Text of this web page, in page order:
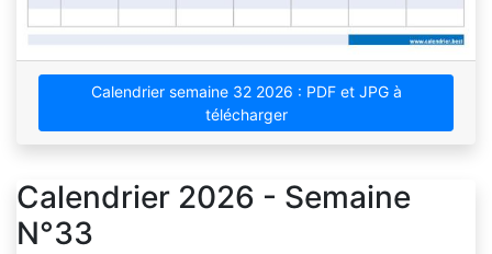
Calendrier semaine 32 2026 : PDF et JPG à
télécharger
Calendrier 2026 - Semaine
N°33